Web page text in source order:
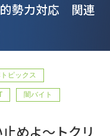
勢力対応 関連
ピックス
闇バイト
めよ～トクリ